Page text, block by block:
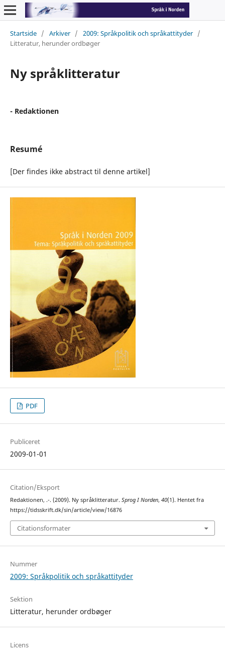
Startside / Arkiver / 2009: Språkpolitik och språkattityder /
Litteratur, herunder ordbøger
Ny språklitteratur
- Redaktionen
Resumé
[Der findes ikke abstract til denne artikel]
PDF
Publiceret
2009-01-01
Citation/Eksport
Redaktionen, .-. (2009). Ny språklitteratur. Sprog I Norden, 40(1). Hentet fra
https://tidsskrift.dk/sin/article/view/16876
Citationsformater
Nummer
2009: Språkpolitik och språkattityder
Sektion
Litteratur, herunder ordbøger
Licens